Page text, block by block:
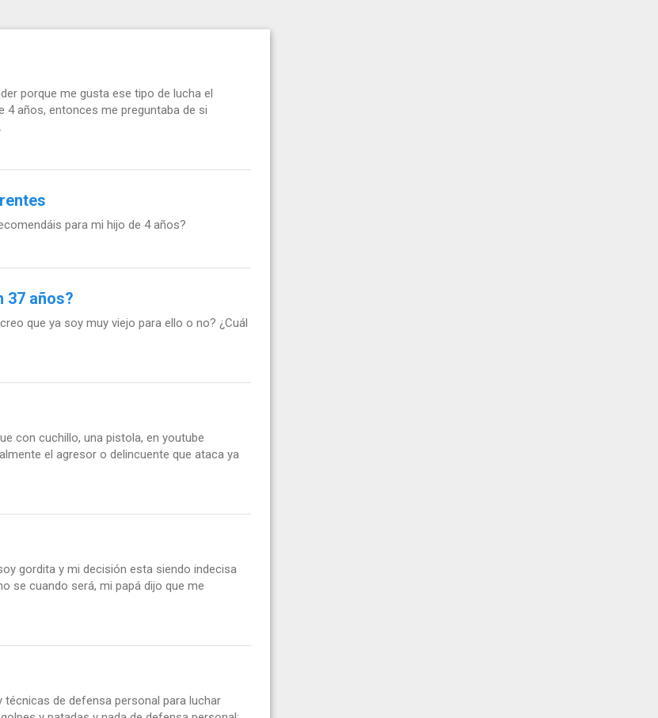
porque me gusta ese tipo de lucha el
4 años, entonces me preguntaba de si
para mi hijo de 4 años?
37 años?
que ya soy muy viejo para ello o no? ¿Cuál
con cuchillo, una pistola, en youtube
el agresor o delincuente que ataca ya
gordita y mi decisión esta siendo indecisa
se cuando será, mi papá dijo que me
de defensa personal para luchar